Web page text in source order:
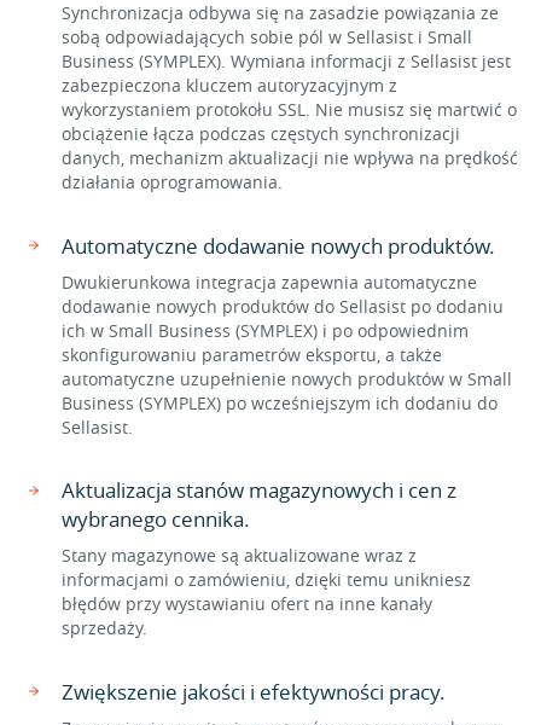
Synchronizacja odbywa się na zasadzie powiązania ze
sobą odpowiadających sobie pól w Sellasist i Small
Business (SYMPLEX). Wymiana informacji z Sellasist jest
zabezpieczona kluczem autoryzacyjnym z
wykorzystaniem protokołu SSL. Nie musisz się martwić o
obciążenie łącza podczas częstych synchronizacji
danych, mechanizm aktualizacji nie wpływa na prędkość
działania oprogramowania.
Automatyczne dodawanie nowych produktów.
Dwukierunkowa integracja zapewnia automatyczne
dodawanie nowych produktów do Sellasist po dodaniu
ich w Small Business (SYMPLEX) i po odpowiednim
skonfigurowaniu parametrów eksportu, a także
automatyczne uzupełnienie nowych produktów w Small
Business (SYMPLEX) po wcześniejszym ich dodaniu do
Sellasist.
Aktualizacja stanów magazynowych i cen z
wybranego cennika.
Stany magazynowe są aktualizowane wraz z
informacjami o zamówieniu, dzięki temu unikniesz
błędów przy wystawianiu ofert na inne kanały
sprzedaży.
Zwiększenie jakości i efektywności pracy.